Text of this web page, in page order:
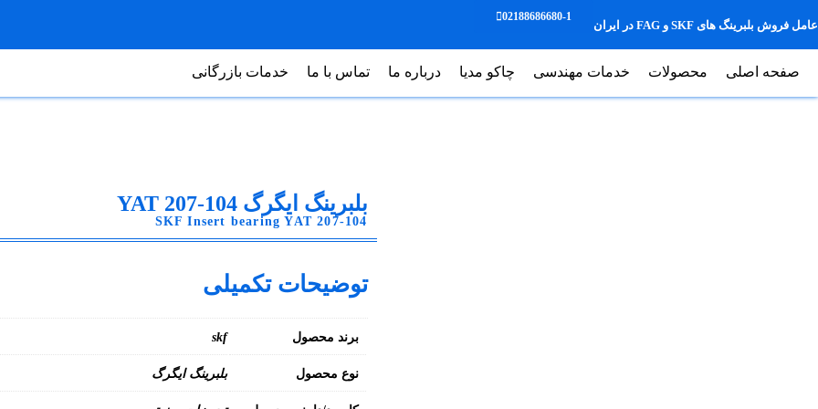
عامل فروش بلبرینگ های SKF و FAG در ایران
02188686680-1
صفحه اصلی محصولات خدمات مهندسی چاکو مدیا درباره ما تماس با ما خدمات بازرگانی
بلبرینگ ایگرگ YAT 207-104
SKF Insert bearing YAT 207-104
توضیحات تکمیلی
برند محصول skf
نوع محصول بلبرینگ ایگرگ